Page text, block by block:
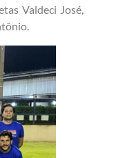
Valdeci José,